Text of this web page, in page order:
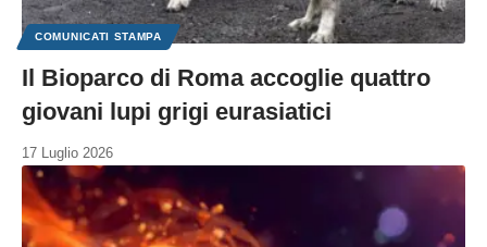
COMUNICATI STAMPA
Il Bioparco di Roma accoglie quattro
giovani lupi grigi eurasiatici
17 Luglio 2026